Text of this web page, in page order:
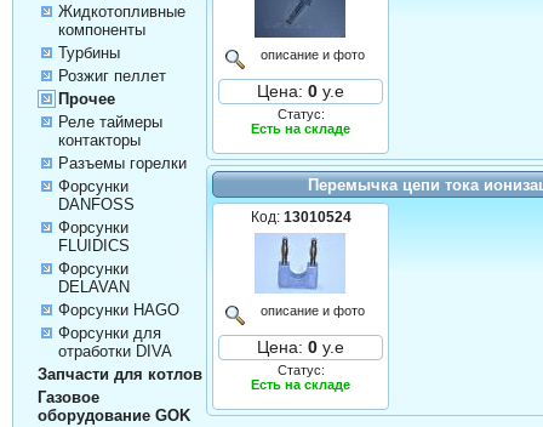
Жидкотопливные
компоненты
Турбины
Розжиг пеллет
Прочее
Реле таймеры
контакторы
Разъемы горелки
Форсунки
DANFOSS
Форсунки
FLUIDICS
Форсунки
DELAVAN
Форсунки HAGO
Форсунки для
отработки DIVA
Запчасти для котлов
Газовое
оборудование GOK
описание и фото
Цена: 0 у.е
Статус:
Есть на складе
Перемычка цепи тока
Код: 13010524
описание и фото
Цена: 0 у.е
Статус:
Есть на складе